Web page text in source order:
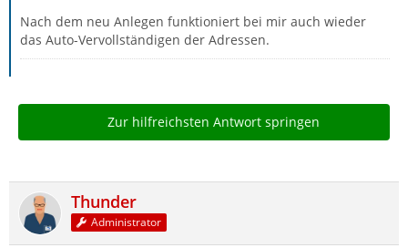
Nach dem neu Anlegen funktioniert bei mir auch wieder
das Auto-Vervollständigen der Adressen.
Zur hilfreichsten Antwort springen
Thunder
Administrator